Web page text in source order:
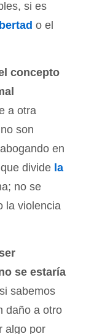
si es
o el
concepto
a otra
son
en
divide la
no se
la violencia
se estaría
sabemos
daño a otro
algo por